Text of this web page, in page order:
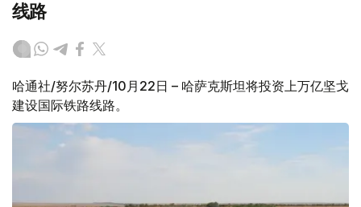
线路
哈通社/努尔苏丹/10月22日 – 哈萨克斯坦将投资上万亿坚戈
建设国际铁路线路。